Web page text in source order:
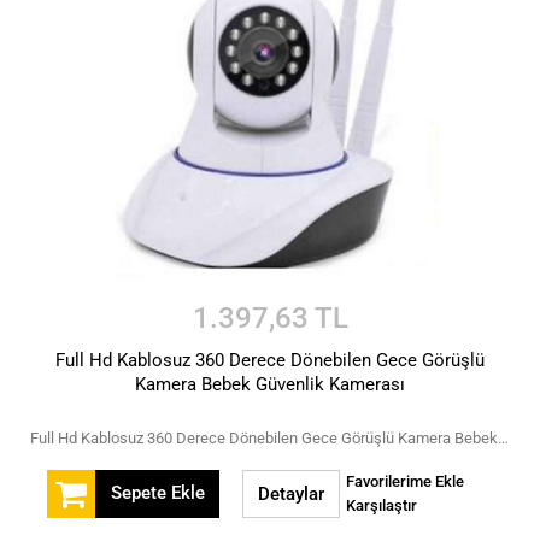
1.397,63 TL
Full Hd Kablosuz 360 Derece Dönebilen Gece Görüşlü
Kamera Bebek Güvenlik Kamerası
Full Hd Kablosuz 360 Derece Dönebilen Gece Görüşlü Kamera Bebek Güvenlik Kamerası
Sepete Ekle Detaylar
Favorilerime Ekle
Karşılaştır